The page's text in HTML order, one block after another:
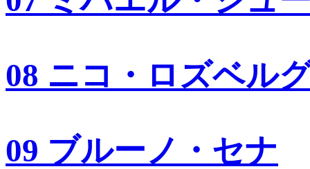
08 ニコ・ロズベル
09 ブルーノ・セナ